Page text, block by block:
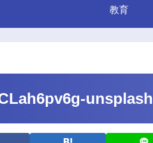
教育
unsplash